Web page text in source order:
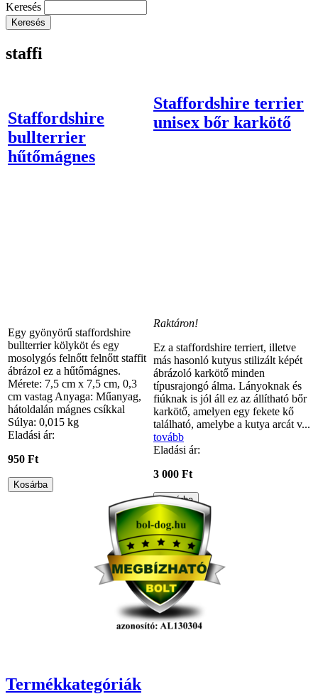
Keresés
staffi
Staffordshire
bullterrier
hűtőmágnes
Egy gyönyörű staffordshire
bullterrier kölyköt és egy
mosolygós felnőtt felnőtt staffit
ábrázol ez a hűtőmágnes.
Mérete: 7,5 cm x 7,5 cm, 0,3
cm vastag Anyaga: Műanyag,
hátoldalán mágnes csíkkal
Súlya: 0,015 kg
Eladási ár:
950 Ft
Staffordshire terrier
unisex bőr karkötő
Raktáron!
Ez a staffordshire terriert, illetve
más hasonló kutyus stilizált képét
ábrázoló karkötő minden
típusrajongó álma. Lányoknak és
fiúknak is jól áll ez az állítható bőr
karkötő, amelyen egy fekete kő
található, amelybe a kutya arcát v...
tovább
Eladási ár:
3 000 Ft
Termékkategóriák